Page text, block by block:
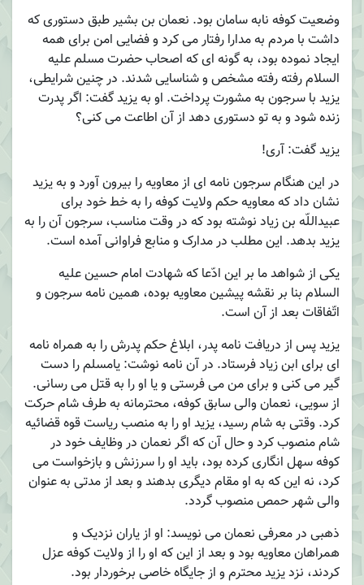
وضعیت کوفه نابه سامان بود. نعمان بن بشیر طبق دستوری که
داشت با مردم به مدارا رفتار می کرد و فضایی امن برای همه
ایجاد نموده بود، به گونه ای که اصحاب حضرت مسلم علیه
السلام رفته رفته مشخص و شناسایی شدند. در چنین شرایطی،
یزید با سرجون به مشورت پرداخت. او به یزید گفت: اگر پدرت
زنده شود و به تو دستوری دهد از آن اطاعت می کنی؟
یزید گفت: آری!
در این هنگام سرجون نامه ای از معاویه را بیرون آورد و به یزید
نشان داد که معاویه حکم ولایت کوفه را به خط خود برای
عبیداللّه بن زیاد نوشته بود که در وقت مناسب، سرجون آن را به
یزید بدهد. این مطلب در مدارک و منابع فراوانی آمده است.
یکی از شواهد ما بر این ادّعا که شهادت امام حسین علیه
السلام بنا بر نقشه پیشین معاویه بوده، همین نامه سرجون و
اتّفاقات بعد از آن است.
یزید پس از دریافت نامه پدر، ابلاغ حکم پدرش را به همراه نامه
ای برای ابن زیاد فرستاد. در آن نامه نوشت: یامسلم را دست
گیر می کنی و برای من می فرستی و یا او را به قتل می رسانی.
از سویی، نعمان والی سابق کوفه، محترمانه به طرف شام حرکت
کرد. وقتی به شام رسید، یزید او را به منصب ریاست قوه قضائیه
شام منصوب کرد و حال آن که اگر نعمان در وظایف خود در
کوفه سهل انگاری کرده بود، باید او را سرزنش و بازخواست می
کرد، نه این که به او مقام دیگری بدهند و بعد از مدتی به عنوان
والی شهر حمص منصوب گردد.
ذهبی در معرفی نعمان می نویسد: او از یاران نزدیک و
همراهان معاویه بود و بعد از این که او را از ولایت کوفه عزل
کردند، نزد یزید محترم و از جایگاه خاصی برخوردار بود.